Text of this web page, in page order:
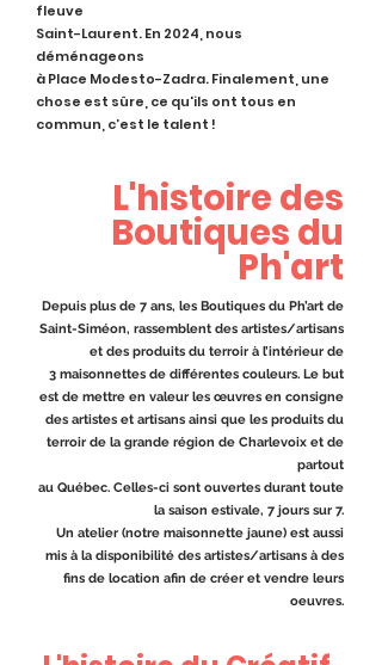
fleuve
Saint-Laurent. En 2024, nous
déménageons
à Place Modesto-Zadra. Finalement, une
chose est sûre, ce qu'ils ont tous en
commun, c’est le talent !
L'histoire des
Boutiques du
Ph'art
Depuis plus de 7 ans, les Boutiques du Ph’art de
Saint-Siméon, rassemblent des artistes/artisans
et des produits du terroir à l’intérieur de
3 maisonnettes de différentes couleurs. Le but
est de mettre en valeur les œuvres en consigne
des artistes et artisans ainsi que les produits du
terroir de la grande région de Charlevoix et de
partout
au Québec. Celles-ci sont ouvertes durant toute
la saison estivale, 7 jours sur 7.
Un atelier (notre maisonnette jaune) est aussi
mis à la disponibilité des artistes/artisans à des
fins de location afin de créer et vendre leurs
oeuvres.